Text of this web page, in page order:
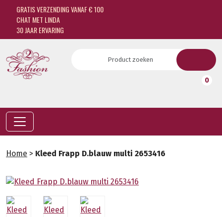
GRATIS VERZENDING VANAF € 100
CHAT MET LINDA
30 JAAR ERVARING
0
Home > Kleed Frapp D.blauw multi 2653416